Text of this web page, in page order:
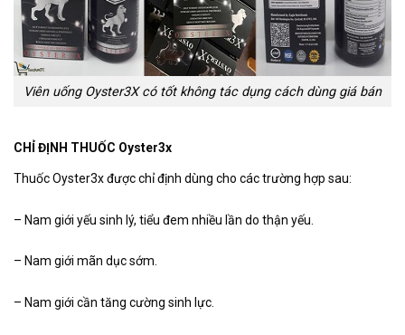
Viên uống Oyster3X có tốt không tác dụng cách dùng giá bán
CHỈ ĐỊNH THUỐC Oyster3x
Thuốc Oyster3x được chỉ định dùng cho các trường hợp sau:
– Nam giới yếu sinh lý, tiểu đem nhiều lần do thận yếu.
– Nam giới mãn dục sớm.
– Nam giới cần tăng cường sinh lực.